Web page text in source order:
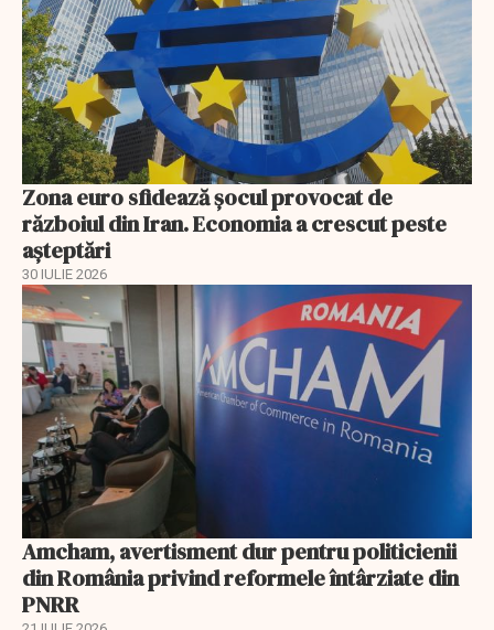
Zona euro sfidează șocul provocat de
războiul din Iran. Economia a crescut peste
așteptări
30 IULIE 2026
Amcham, avertisment dur pentru politicienii
din România privind reformele întârziate din
PNRR